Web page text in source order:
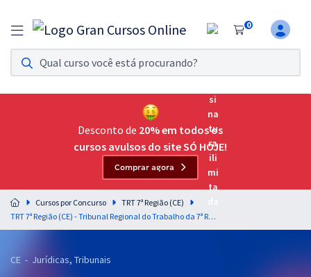
0
Assinatura Ilimitada 11
Acesso a todos os cursos. Teste grátis por 7 dias!
Assinatura OAB Até Passar
Acesso ilimitado a toda preparação para o Exame da
Residências Multiprofissionais
Preparação completa e intensiva para as principais
residências em saúde do Brasil
Desconto de 20% em todos os
cursos avulsos do site SÓ HOJE!
Comprar agora
Cursos por Concurso
TRT 7ª Região (CE)
TRT 7ª Região (CE) - Tribunal Regional do Trabalho da 7ª Região - Conhecimentos Específicos Para o cargo de Analista Judiciário - Área Judiciária - Especialidade Oficial de Justiça Avaliador Federal
CE - Jurídicas, Tribunais